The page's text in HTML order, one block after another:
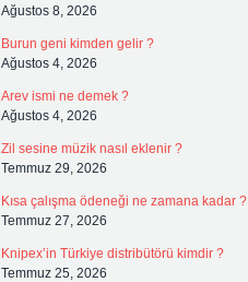
Ağustos 8, 2026
Burun geni kimden gelir ?
Ağustos 4, 2026
Arev ismi ne demek ?
Ağustos 4, 2026
Zil sesine müzik nasıl eklenir ?
Temmuz 29, 2026
Kısa çalışma ödeneği ne zamana kadar ?
Temmuz 27, 2026
Knipex’in Türkiye distribütörü kimdir ?
Temmuz 25, 2026